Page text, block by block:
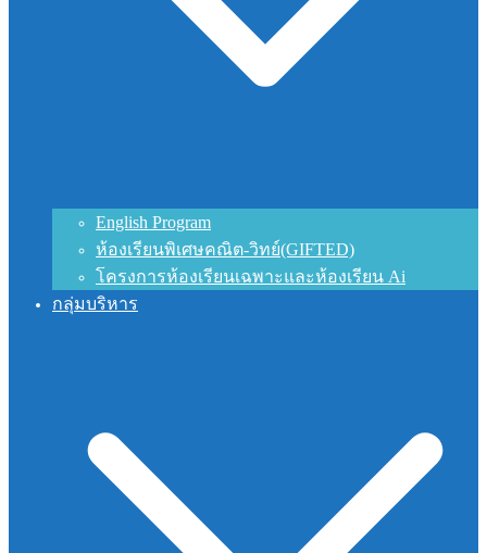
English Program
ห้องเรียนพิเศษคณิต-วิทย์(GIFTED)
โครงการห้องเรียนเฉพาะและห้องเรียน Ai
กลุ่มบริหาร